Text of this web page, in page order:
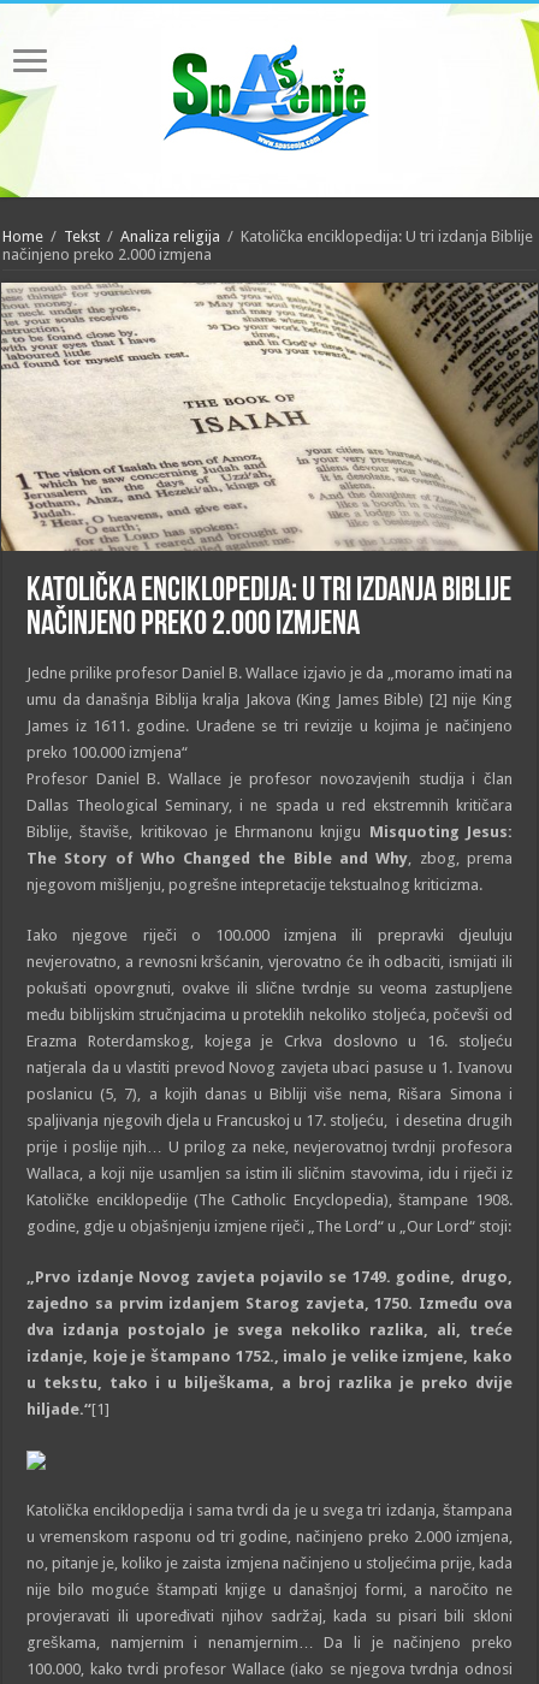
Home / Tekst / Analiza religija / Katolička enciklopedija: U tri izdanja Biblije
načinjeno preko 2.000 izmjena
Katolička enciklopedija: U tri izdanja Biblije
načinjeno preko 2.000 izmjena
Jedne prilike profesor Daniel B. Wallace izjavio je da „moramo imati na
umu da današnja Biblija kralja Jakova (King James Bible) [2] nije King
James iz 1611. godine. Urađene se tri revizije u kojima je načinjeno
preko 100.000 izmjena“
Profesor Daniel B. Wallace je profesor novozavjenih studija i član
Dallas Theological Seminary, i ne spada u red ekstremnih kritičara
Biblije, štaviše, kritikovao je Ehrmanonu knjigu Misquoting Jesus:
The Story of Who Changed the Bible and Why , zbog, prema
njegovom mišljenju, pogrešne intepretacije tekstualnog kriticizma.
Iako njegove riječi o 100.000 izmjena ili prepravki djeuluju
nevjerovatno, a revnosni kršćanin, vjerovatno će ih odbaciti, ismijati ili
pokušati opovrgnuti, ovakve ili slične tvrdnje su veoma zastupljene
među biblijskim stručnjacima u proteklih nekoliko stoljeća, počevši od
Erazma Roterdamskog, kojega je Crkva doslovno u 16. stoljeću
natjerala da u vlastiti prevod Novog zavjeta ubaci pasuse u 1. Ivanovu
poslanicu (5, 7), a kojih danas u Bibliji više nema, Rišara Simona i
spaljivanja njegovih djela u Francuskoj u 17. stoljeću, i desetina drugih
prije i poslije njih… U prilog za neke, nevjerovatnoj tvrdnji profesora
Wallaca, a koji nije usamljen sa istim ili sličnim stavovima, idu i riječi iz
Katoličke enciklopedije (The Catholic Encyclopedia), štampane 1908.
godine, gdje u objašnjenju izmjene riječi „The Lord“ u „Our Lord“ stoji:
„Prvo izdanje Novog zavjeta pojavilo se 1749. godine, drugo,
zajedno sa prvim izdanjem Starog zavjeta, 1750. Između ova
dva izdanja postojalo je svega nekoliko razlika, ali, treće
izdanje, koje je štampano 1752., imalo je velike izmjene, kako
u tekstu, tako i u bilješkama, a broj razlika je preko dvije
hiljade.“[1]
Katolička enciklopedija i sama tvrdi da je u svega tri izdanja, štampana
u vremenskom rasponu od tri godine, načinjeno preko 2.000 izmjena,
no, pitanje je, koliko je zaista izmjena načinjeno u stoljećima prije, kada
nije bilo moguće štampati knjige u današnjoj formi, a naročito ne
provjeravati ili upoređivati njihov sadržaj, kada su pisari bili skloni
greškama, namjernim i nenamjernim… Da li je načinjeno preko
100.000, kako tvrdi profesor Wallace (iako se njegova tvrdnja odnosi